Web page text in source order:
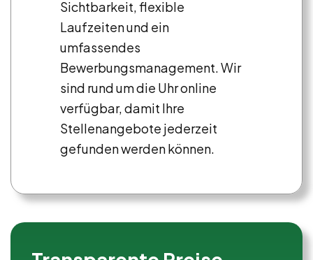
Sichtbarkeit, flexible
Laufzeiten und ein
umfassendes
Bewerbungsmanagement. Wir
sind rund um die Uhr online
verfügbar, damit Ihre
Stellenangebote jederzeit
gefunden werden können.